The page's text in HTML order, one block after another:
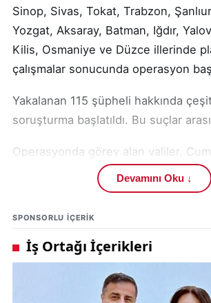
Sinop, Sivas, Tokat, Trabzon,
Yozgat, Aksaray, Batman, Iğdır,
Kilis, Osmaniye ve Düzce illerinde
çalışmalar sonucunda operasyon
Yakalanan 115 şüpheli hakkında
soruşturma başlatıldı. Bu suçlar
Operasyonda görev alan valiler,
Başsavcılıkları, EGM KOM
Müdürleri ve İl Emniyet KOM ve Mali
ile polisler tebrik edildi. T.C. İçişleri
ve suçlularla mücadelenin azim ve
sürdürüleceğini vurgulayarak,
Devamını Oku ↓
SPONSORLU IÇERIK